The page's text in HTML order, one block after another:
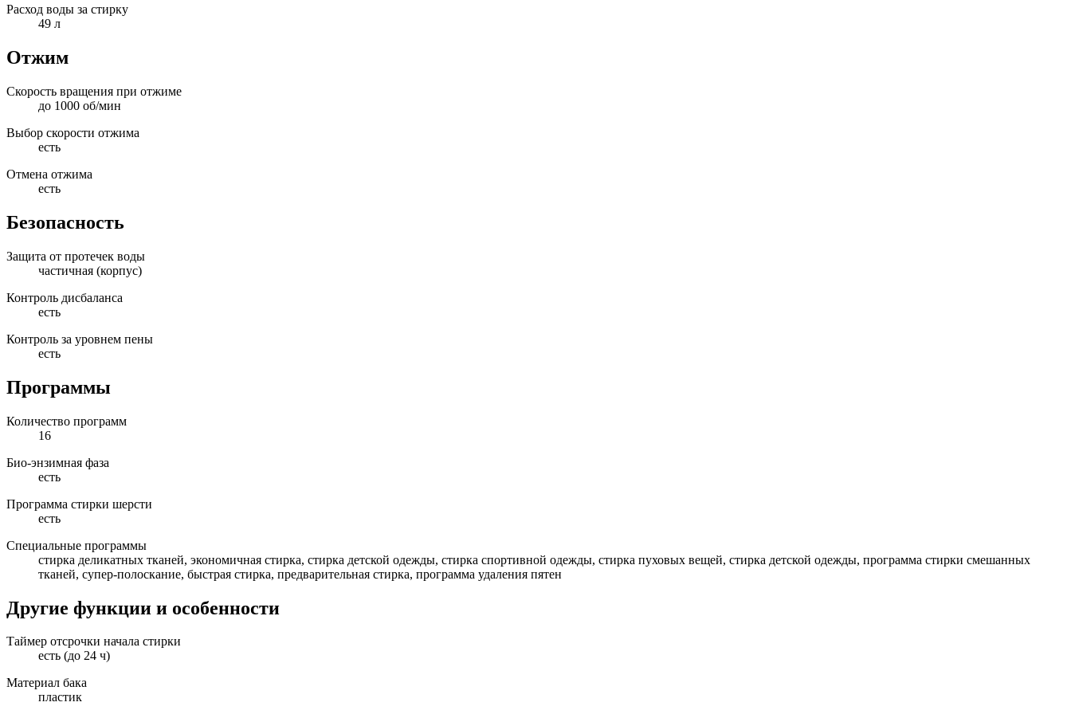
Расход воды за стирку
49 л
Отжим
Скорость вращения при отжиме
до 1000 об/мин
Выбор скорости отжима
есть
Отмена отжима
есть
Безопасность
Защита от протечек воды
частичная (корпус)
Контроль дисбаланса
есть
Контроль за уровнем пены
есть
Программы
Количество программ
16
Био-энзимная фаза
есть
Программа стирки шерсти
есть
Специальные программы
стирка деликатных тканей, экономичная стирка, стирка детской одежды, стирка спортивной одежды, стирка пуховых вещей, стирка детской одежды, программа стирки смешанных
тканей, супер-полоскание, быстрая стирка, предварительная стирка, программа удаления пятен
Другие функции и особенности
Таймер отсрочки начала стирки
есть (до 24 ч)
Материал бака
пластик